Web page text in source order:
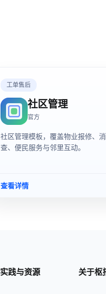
工单售后
社区管理
官方
社区管理模板，覆盖物业报修、
查、便民服务与邻里互动。
查看详情
实践与资源 关于枢